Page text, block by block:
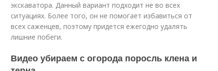
экскаватора. Данный вариант подходит не во всех
ситуациях. Более того, он не помогает избавиться от
всех саженцев, поэтому придется ежегодно удалять
лишние побеги.
Видео убираем с огорода поросль клена и